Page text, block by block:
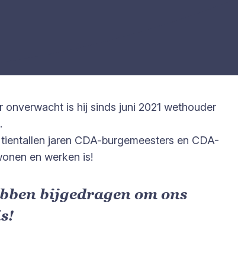
is hij sinds juni 2021 wethouder
jaren CDA-burgemeesters en CDA-
en werken is!
bijgedragen om ons